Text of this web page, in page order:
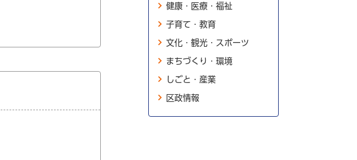
健康・医療・福祉
子育て・教育
文化・観光・スポーツ
まちづくり・環境
しごと・産業
区政情報